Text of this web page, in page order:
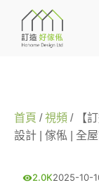
首頁 /視頻 / 【
設計 | 傢俬 | 全
2.0K2025-10-